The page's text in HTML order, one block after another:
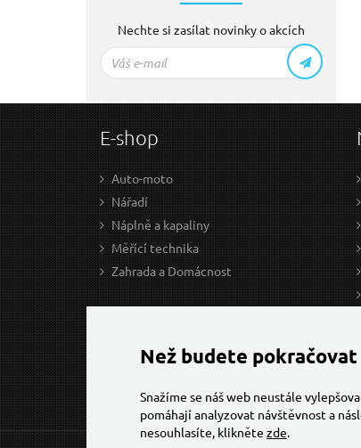
Nechte si zasílat novinky o akcích
E-shop
Auto-moto
Nářadí
Náplně a kapaliny
Měřící technika
Zahrada a Domácnost
Než budete pokračovat
Snažíme se náš web neustále
pomáhají analyzovat návštěvnost a
nesouhlasíte, klikněte zde.